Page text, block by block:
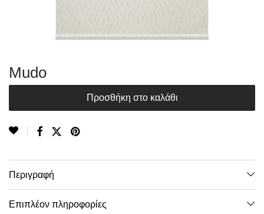
Mudo
Προσθήκη στο καλάθι
Περιγραφή
Επιπλέον πληροφορίες